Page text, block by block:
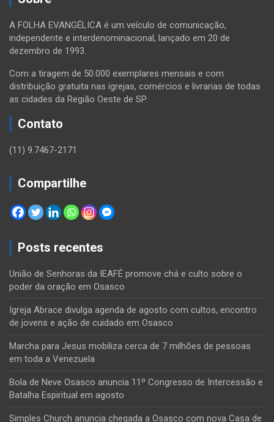
A FOLHA EVANGÉLICA é um veículo de comunicação,
independente e interdenominacional, lançado em 20 de
dezembro de 1993.
Com a tiragem de 50.000 exemplares mensais e com
distribuição gratuita nas igrejas, comércios e livrarias de todas
as cidades da Região Oeste de SP.
Contato
(11) 9.7467-2171
Compartilhe
Posts recentes
União de Senhoras da IEAFÉ promove chá e culto sobre o
poder da oração em Osasco
Igreja Abrace divulga agenda de agosto com cultos, encontro
de jovens e ação de cuidado em Osasco
Marcha para Jesus mobiliza cerca de 7 milhões de pessoas
em toda a Venezuela
Bola de Neve Osasco anuncia 11º Congresso de Intercessão e
Batalha Espiritual em agosto
Simples Church anuncia chegada a Osasco com nova Casa de